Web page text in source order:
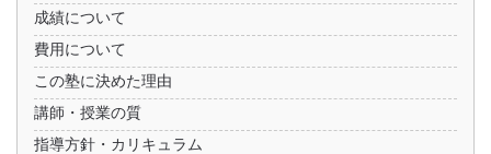
成績について
費用について
この塾に決めた理由
講師・授業の質
指導方針・カリキュラム